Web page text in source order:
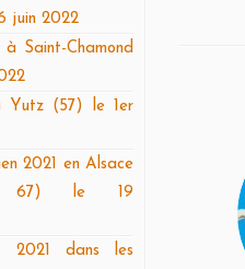
juin 2022
à Saint-Chamond
Yutz (57) le 1er
2021 en Alsace
67) le 19
2021 dans les